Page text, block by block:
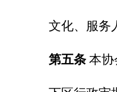
文化、服务
第五条 本协